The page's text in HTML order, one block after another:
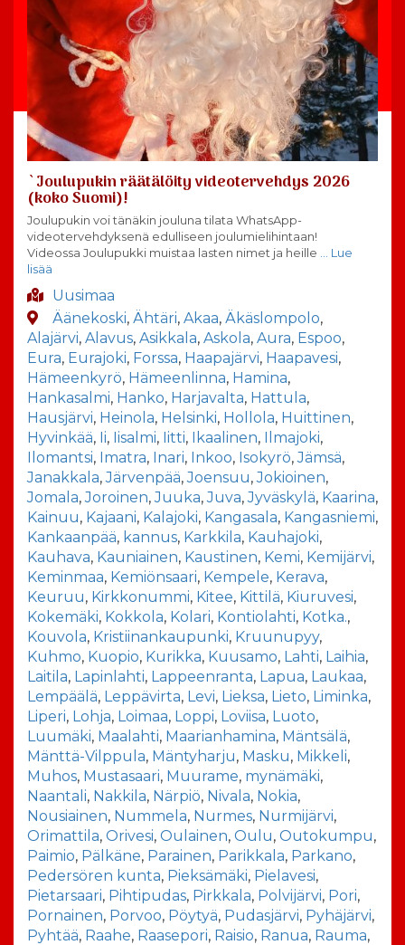
`Joulupukin räätälöity videotervehdys 2026
(koko Suomi)!
Joulupukin voi tänäkin jouluna tilata WhatsApp-
videotervehdyksenä edulliseen joulumielihintaan!
Videossa Joulupukki muistaa lasten nimet ja heille … Lue
lisää
Uusimaa
Äänekoski, Ähtäri, Akaa, Äkäslompolo,
Alajärvi, Alavus, Asikkala, Askola, Aura, Espoo,
Eura, Eurajoki, Forssa, Haapajärvi, Haapavesi,
Hämeenkyrö, Hämeenlinna, Hamina,
Hankasalmi, Hanko, Harjavalta, Hattula,
Hausjärvi, Heinola, Helsinki, Hollola, Huittinen,
Hyvinkää, Ii, Iisalmi, Iitti, Ikaalinen, Ilmajoki,
Ilomantsi, Imatra, Inari, Inkoo, Isokyrö,Jämsä,
Janakkala,Järvenpää,Joensuu,Jokioinen,
Jomala,Joroinen,Juuka,Juva,Jyväskylä, Kaarina,
Kainuu, Kajaani, Kalajoki, Kangasala, Kangasniemi,
Kankaanpää, kannus, Karkkila, Kauhajoki,
Kauhava, Kauniainen, Kaustinen, Kemi, Kemijärvi,
Keminmaa, Kemiönsaari, Kempele, Kerava,
Keuruu, Kirkkonummi, Kitee, Kittilä, Kiuruvesi,
Kokemäki, Kokkola, Kolari, Kontiolahti, Kotka.,
Kouvola, Kristiinankaupunki, Kruunupyy,
Kuhmo, Kuopio, Kurikka, Kuusamo, Lahti, Laihia,
Laitila, Lapinlahti, Lappeenranta, Lapua, Laukaa,
Lempäälä, Leppävirta, Levi, Lieksa, Lieto, Liminka,
Liperi, Lohja, Loimaa, Loppi, Loviisa, Luoto,
Luumäki, Maalahti, Maarianhamina, Mäntsälä,
Mänttä-Vilppula, Mäntyharju, Masku, Mikkeli,
Muhos, Mustasaari, Muurame, mynämäki,
Naantali, Nakkila, Närpiö, Nivala, Nokia,
Nousiainen, Nummela, Nurmes, Nurmijärvi,
Orimattila, Orivesi, Oulainen, Oulu, Outokumpu,
Paimio, Pälkäne, Parainen, Parikkala, Parkano,
Pedersören kunta, Pieksämäki, Pielavesi,
Pietarsaari, Pihtipudas, Pirkkala, Polvijärvi, Pori,
Pornainen, Porvoo, Pöytyä, Pudasjärvi, Pyhäjärvi,
Pyhtää, Raahe, Raasepori, Raisio, Ranua, Rauma,